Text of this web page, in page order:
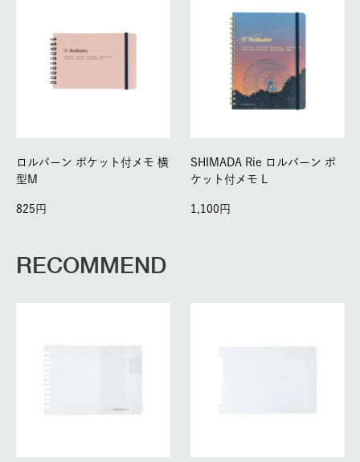
ロルバーン ポケット付メモ 横
型M
825
SHIMADA Rie ロルバーン ポ
ケット付メモ L
1,100
RECOMMEND